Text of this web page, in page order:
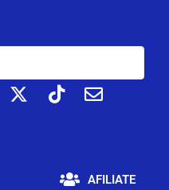
AFILIATE
SERVICIOS